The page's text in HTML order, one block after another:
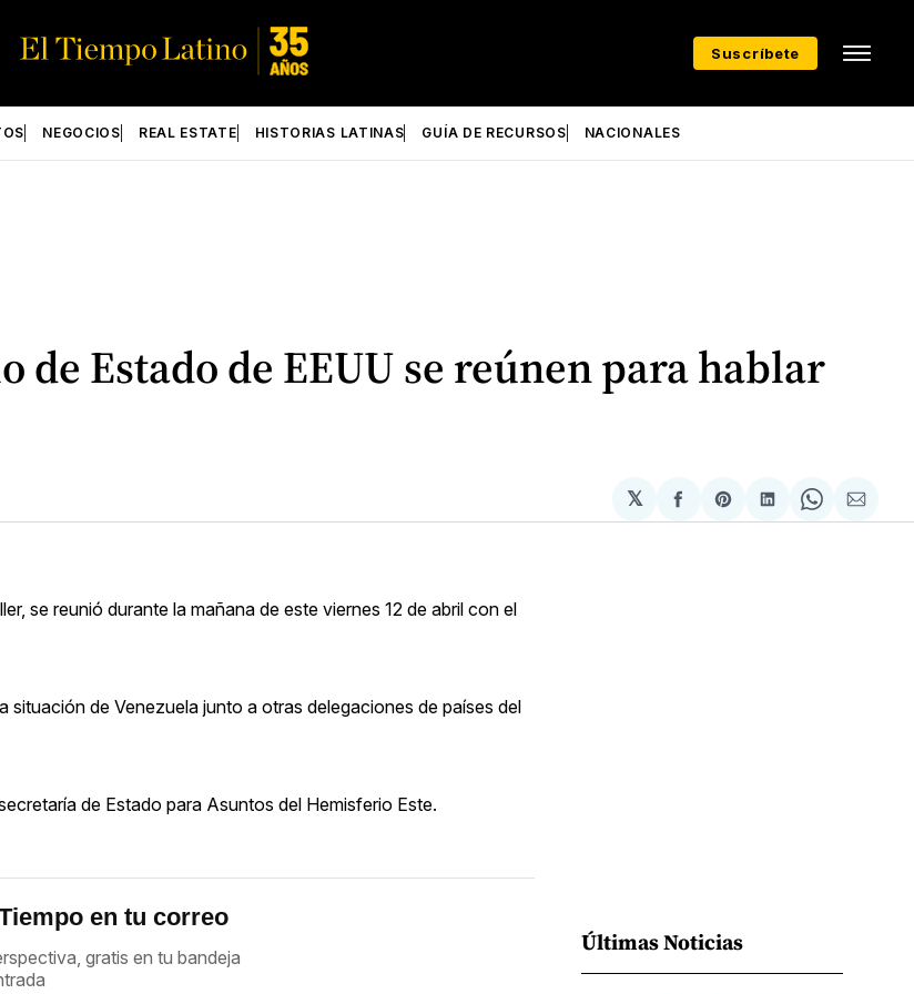
Suscríbete
NEGOCIOS REAL ESTATE HISTORIAS LATINAS GUÍA DE RECURSOS NACIONALES
de Estado de EEUU se reúnen para hablar
𝕏
Compartir
en
Share
on
Compartir
en
Share
on
via
se reunió durante la mañana de este viernes 12 de abril con el
situación de Venezuela junto a otras delegaciones de países del
de Estado para Asuntos del Hemisferio Este.
en tu correo
gratis en tu bandeja
Últimas Noticias